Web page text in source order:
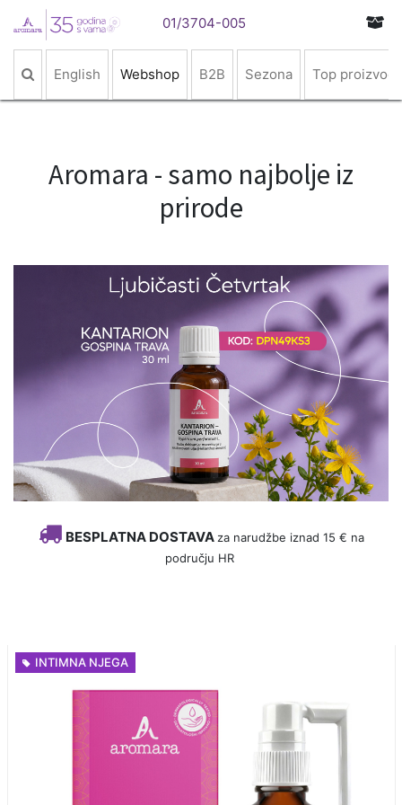
01/3704-005
English Webshop B2B Sezona Top proizvodi
Aromara - samo najbolje iz
prirode
BESPLATNA DOSTAVA za narudžbe iznad 15 € na
području HR
INTIMNA NJEGA